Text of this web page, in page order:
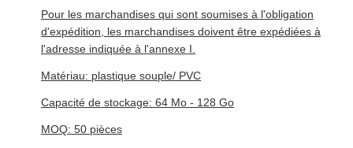
Pour les marchandises qui sont soumises à l'obligation
d'expédition, les marchandises doivent être expédiées à
l'adresse indiquée à l'annexe I.
Matériau: plastique souple/ PVC
Capacité de stockage: 64 Mo - 128 Go
MOQ: 50 pièces